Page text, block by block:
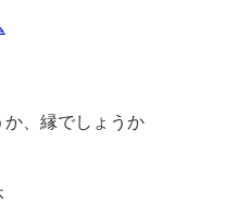
、縁でしょうか